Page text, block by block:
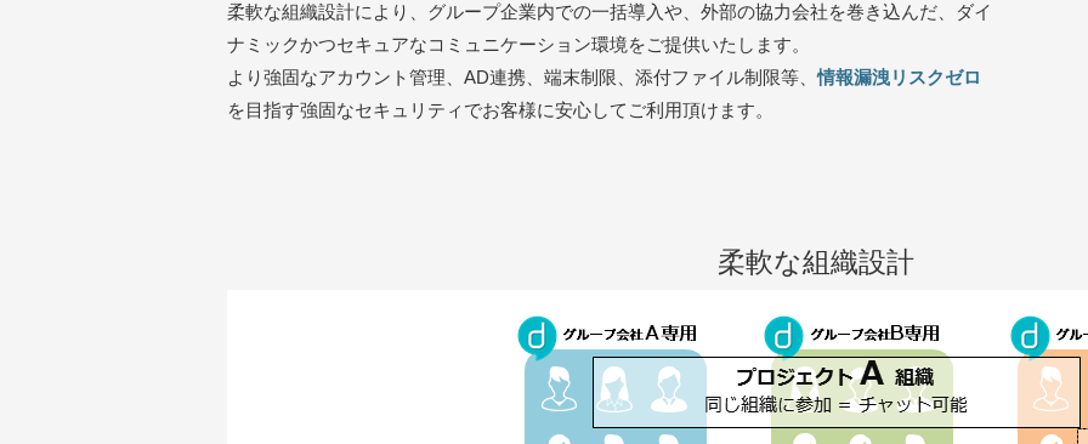
柔軟な組織設計により、グループ企業内での一括導入や、外部の協力会社を巻き込んだ、ダイ
ナミックかつセキュアなコミュニケーション環境をご提供いたします。
より強固なアカウント管理、AD連携、端末制限、添付ファイル制限等、情報漏洩リスクゼロ
を目指す強固なセキュリティでお客様に安心してご利用頂けます。
柔軟な組織設計